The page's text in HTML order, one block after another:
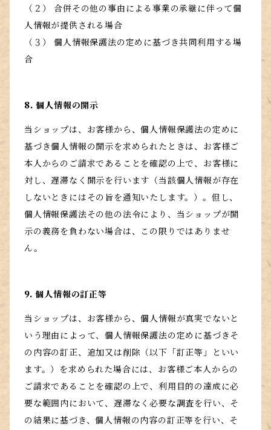
（２） 合併その他の事由による事業の承継に伴って個
人情報が提供される場合
（３） 個人情報保護法の定めに基づき共同利用する場
合
8. 個人情報の開示
当ショップは、お客様から、個人情報保護法の定めに
基づき個人情報の開示を求められたときは、お客様ご
本人からのご請求であることを確認の上で、お客様に
対し、遅滞なく開示を行います（当該個人情報が存在
しないときにはその旨を通知いたします。）。但し、
個人情報保護法その他の法令により、当ショップが開
示の義務を負わない場合は、この限りではありませ
ん。
9. 個人情報の訂正等
当ショップは、お客様から、個人情報が真実でないと
いう理由によって、個人情報保護法の定めに基づきそ
の内容の訂正、追加又は削除（以下「訂正等」といい
ます。）を求められた場合には、お客様ご本人からの
ご請求であることを確認の上で、利用目的の達成に必
要な範囲内において、遅滞なく必要な調査を行い、そ
の結果に基づき、個人情報の内容の訂正等を行い、そ